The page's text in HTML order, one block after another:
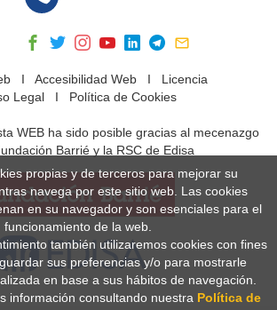
I Accesibilidad WebI Licencia
Legal I Política de Cookies
WEB ha sido posible gracias al mecenazgo
Barrié y la RSC de Edisa
propias y de terceros para mejorar su
navega por este sitio web. Las cookies
en su navegador y son esenciales para el
funcionamiento de la web.
también utilizaremos cookies con fines
sus preferencias y/o para mostrarle
en base a sus hábitos de navegación.
información consultando nuestra Política de